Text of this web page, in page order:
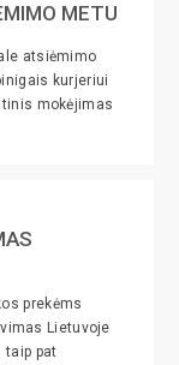
METU
atsiėmimo
kurjeriui
mokėjimas
prekėms
Lietuvoje
taip pat